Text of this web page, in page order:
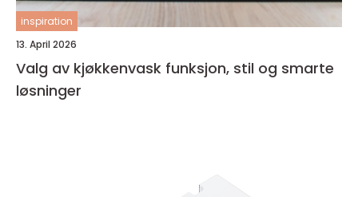
inspiration
13. April 2026
Valg av kjøkkenvask funksjon, stil og smarte
løsninger